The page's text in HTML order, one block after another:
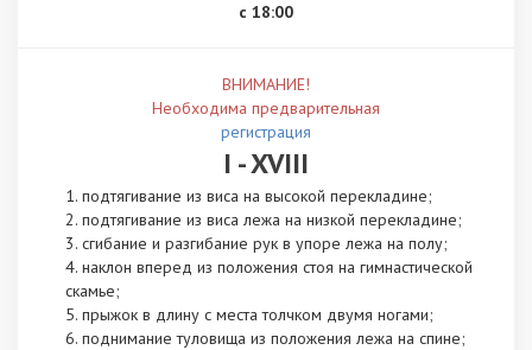
с 18:00
ВНИМАНИЕ!
Необходима предварительная
регистрация
I - XVIII
подтягивание из виса на высокой перекладине;
подтягивание из виса лежа на низкой перекладине;
сгибание и разгибание рук в упоре лежа на полу;
наклон вперед из положения стоя на гимнастической
скамье;
прыжок в длину с места толчком двумя ногами;
поднимание туловища из положения лежа на спине;